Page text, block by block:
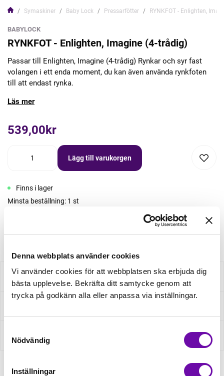
Denna webbplats använder cookies
Vi använder cookies för att webbplatsen ska erbjuda dig
bästa upplevelse. Bekräfta ditt samtycke genom att
trycka på godkänn alla eller anpassa via inställningar.
Nödvändig
Inställningar
Symaskiner Baby Lock Pressarfötter RYNKFOT - Enlighten,
BABYLOCK
RYNKFOT - Enlighten, Imagine (4-trådig)
Passar till Enlighten, Imagine (4-trådig) Rynkar och syr fast
volangen i ett enda moment, du kan även använda rynkfoten
till att endast rynka.
Läs mer
539,00kr
Lägg till varukorgen
Finns i lager
Minsta beställning: 1 st
Beskrivning